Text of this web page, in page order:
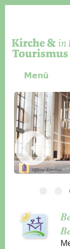
Menü
Slider Icon
Bild